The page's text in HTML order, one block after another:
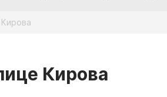
Кирова